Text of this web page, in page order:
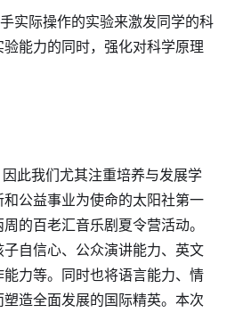
实际操作的实验来激发同学的科
能力的同时，强化对科学原理
此我们尤其注重培养与发展学
公益事业为使命的太阳社第一
的百老汇音乐剧夏令营活动。
自信心、公众演讲能力、英文
力等。同时也将语言能力、情
造全面发展的国际精英。本次